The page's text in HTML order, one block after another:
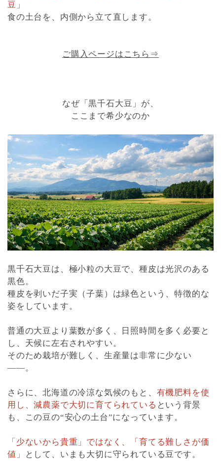
豆」
食の土台を、内側から立て直します。
ご購入ページはこちら⇒
なぜ「黒千石大豆」が、
ここまで希少なのか
黒千石大豆は、極小粒の大豆で、種皮は光沢のある
黒色。
種皮を剥いだ子実（子葉）は緑色という、特徴的な
姿をしています。
普通の大豆より葉数が多く、日照時間を多く必要と
し、天候に左右されやすい。
そのため栽培が難しく、生産量は非常に少ない
――。
さらに、北海道の冷涼な気候のもと、 有機肥料を使
用し、減農薬で大切に育てられている という背景
も、この豆の“安心の土台”になっています。
「少ないから貴重」ではなく、「育てる難しさが価
値」
として、いまも大切に守られている豆です。